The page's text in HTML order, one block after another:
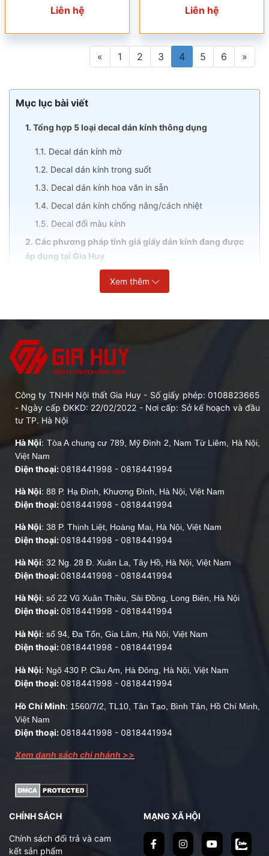
Liên hệ
Liên hệ
« 1 2 3 4 5 6 »
Mục lục bài viết
1. Tổng hợp 5 loại decal dán kính thông dụng
1.1. Decal dán kính mờ
1.2. Decal dán kính trong suốt
1.3. Decal dán kính hoa văn in sẵn
1.4. Decal dán kính chống nắng/cách nhiệt
1.5. Decal đổi màu kính
2. Các phương pháp tính giá giấy dán kính đang được
áp dụng tại Gia Huy
2.1. Tính theo mét dài
2026
3. Mua decal dán kính ở đâu uy tín?
Ngày nay, giấy dán kính , hay còn gọi là decal dán kính, được
sử dụng rộng rãi cho nhiều công trình như văn phòng, nhà ở,
bị ố vàng, bị trầy xước, đồng thời mang đến cho không gian một
lớp áo mới với hoa văn vô cùng đa dạng.
hàng 5 loại giấy dán kính thông dụng để anh chị dễ hình dung và
và tư vấn sản phẩm phù hợp nhất theo từng nhóm nhu cầu.
1. Tổng hợp 5 loại decal dán kính thông
dụng
Giấy dán kính mờ sẽ giúp hạn chế tầm nhìn ở cả 2 chiều,
nhưng vẫn cho phép 80% ánh sáng tự nhiên xuyên qua. Nếu
đặt đồ vật hoặc đứng cách kính từ 1m trở lên thì gần như sẽ
không nhìn thấy gì.
Đây là đặc điểm quan trọng nhất của loại decal này.
✅ Ưu điểm:
⇒ phù hợp dán cho vách kính văn
phòng, cửa ra vào, cửa sổ và cửa phòng tắm.
tranh hoặc in bất kỳ họa tiết nào để trang trí hoặc tăng tính
Giá rẻ: Giấy dán kính mờ trơn có giá 45k/mét dài, còn
decal dán kính in 3D trên nền decal mờ thì có giá dao
động từ 150 - 250k/m² tuỳ theo độ phức tạp.
❌ Nhược điểm: Không có tác dụng chống nắng hay cách nhiệt,
chỉ có tác dụng che mờ kính và trang trí.
Xem thêm
Công ty TNHH Nội thất Gia Huy - Số giấy phép: 0108823665
- Ngày cấp ĐKKD: 22/02/2022 - Nơi cấp: Sở kế hoạch và đầu
tư TP. Hà Nội
Hà Nội: Tòa A chung cư 789, Mỹ Đình 2, Nam Từ Liêm, Hà Nội,
Việt Nam
Điện thoại:0818441998 - 0818441994
Hà Nội: 88 P. Hạ Đình, Khương Đình, Hà Nội, Việt Nam
Điện thoại:0818441998 - 0818441994
Hà Nội: 38 P. Thịnh Liệt, Hoàng Mai, Hà Nội, Việt Nam
Điện thoại:0818441998 - 0818441994
Hà Nội: 32 Ng. 28 Đ. Xuân La, Tây Hồ, Hà Nội, Việt Nam
Điện thoại:0818441998 - 0818441994
Hà Nội: số 22 Vũ Xuân Thiều, Sài Đồng, Long Biên, Hà Nội
Điện thoại:0818441998 - 0818441994
Hà Nội: số 94, Đa Tốn, Gia Lâm, Hà Nội, Việt Nam
Điện thoại:0818441998 - 0818441994
Hà Nội: Ngõ 430 P. Cầu Am, Hà Đông, Hà Nội, Việt Nam
Điện thoại:0818441998 - 0818441994
Hồ Chí Minh: 1560/7/2, TL10, Tân Tạo, Bình Tân, Hồ Chí Minh,
Việt Nam
Điện thoại:0818441998 - 0818441994
Xem danh sách chi nhánh >>
CHÍNH SÁCH
Chính sách đổi trả và cam
kết sản phẩm
MẠNG XÃ HỘI